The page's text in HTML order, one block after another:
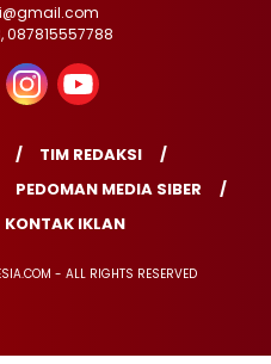
087815557788
TIM REDAKSI
PEDOMAN MEDIA SIBER
KONTAK IKLAN
- ALL RIGHTS RESERVED